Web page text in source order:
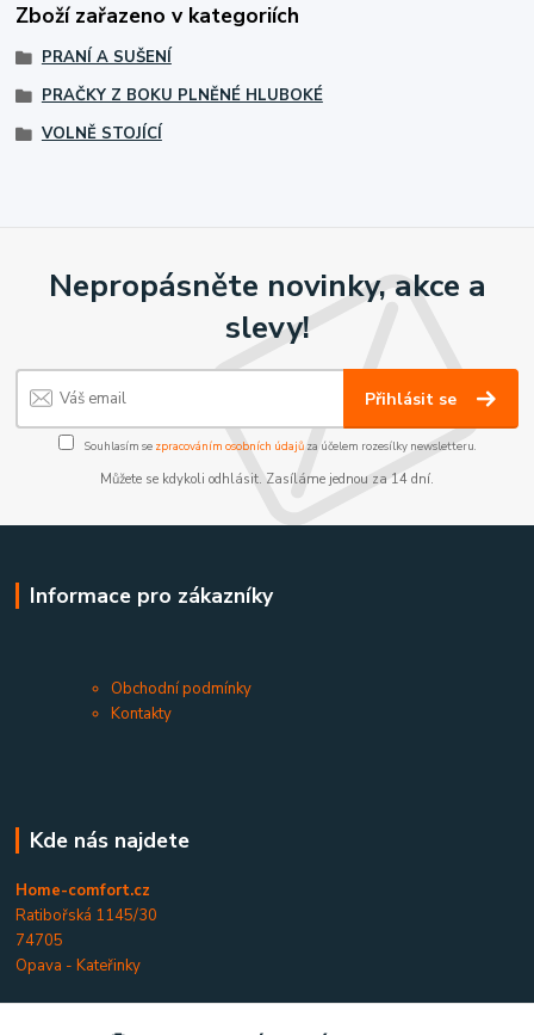
Zboží zařazeno v kategoriích
PRANÍ A SUŠENÍ
PRAČKY Z BOKU PLNĚNÉ HLUBOKÉ
VOLNĚ STOJÍCÍ
Nepropásněte novinky, akce a
slevy!
Přihlásit se
Souhlasím se zpracováním osobních údajůza účelem rozesílky newsletteru.
Můžete se kdykoli odhlásit. Zasíláme jednou za 14 dní.
Informace pro zákazníky
Obchodní podmínky
Kontakty
Kde nás najdete
Home-comfort.cz
Ratibořská 1145/30
74705
Opava - Kateřinky